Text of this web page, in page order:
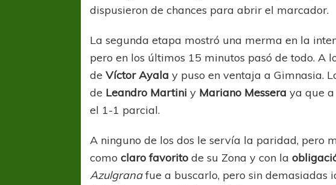
dispusieron de chances para abrir el marcador.
La segunda etapa mostró una merma en la
pero en los últimos 15 minutos pasó de todo. A
deVíctor Ayalay puso en ventaja a Gimnasia.
de Leandro Martini y Mariano Messeraya que
el 1-1 parcial.
A ninguno de los dos le servía la paridad, pero
como claro favoritode su Zona y con la
Azulgranafue a buscarlo, pero sin demasiadas